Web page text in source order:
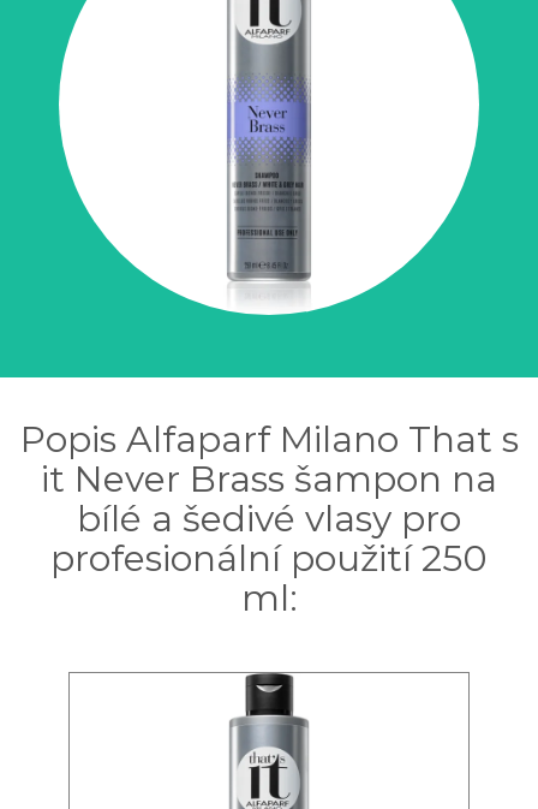
Popis Alfaparf Milano That s
it Never Brass šampon na
bílé a šedivé vlasy pro
profesionální použití 250
ml: